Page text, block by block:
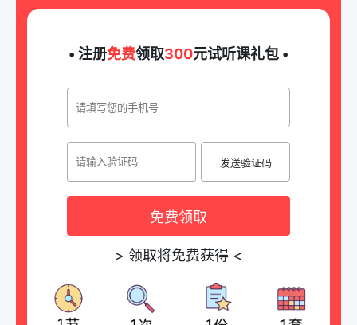
• 注册免费领取300元试听课礼包 •
发送验证码
免费领取
> 领取将免费获得 <